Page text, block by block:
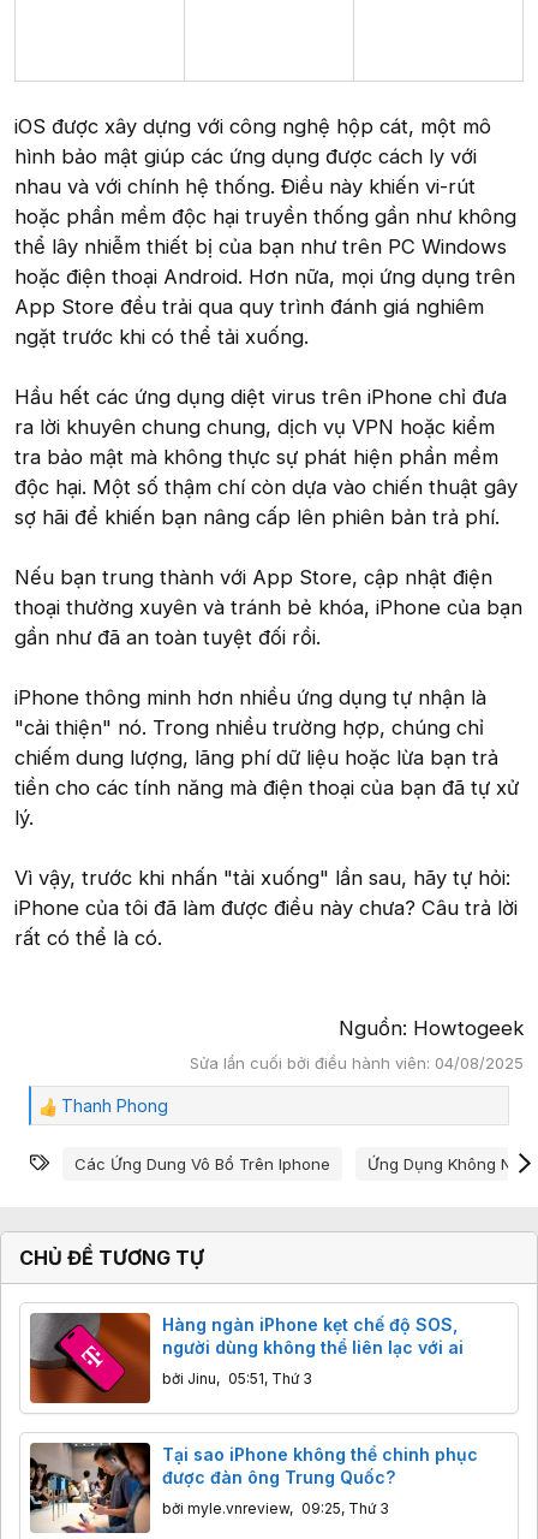
iOS được xây dựng với công nghệ hộp cát, một mô
hình bảo mật giúp các ứng dụng được cách ly với
nhau và với chính hệ thống. Điều này khiến vi-rút
hoặc phần mềm độc hại truyền thống gần như không
thể lây nhiễm thiết bị của bạn như trên PC Windows
hoặc điện thoại Android. Hơn nữa, mọi ứng dụng trên
App Store đều trải qua quy trình đánh giá nghiêm
ngặt trước khi có thể tải xuống.
Hầu hết các ứng dụng diệt virus trên iPhone chỉ đưa
ra lời khuyên chung chung, dịch vụ VPN hoặc kiểm
tra bảo mật mà không thực sự phát hiện phần mềm
độc hại. Một số thậm chí còn dựa vào chiến thuật gây
sợ hãi để khiến bạn nâng cấp lên phiên bản trả phí.
Nếu bạn trung thành với App Store, cập nhật điện
thoại thường xuyên và tránh bẻ khóa, iPhone của bạn
gần như đã an toàn tuyệt đối rồi.
iPhone thông minh hơn nhiều ứng dụng tự nhận là
"cải thiện" nó. Trong nhiều trường hợp, chúng chỉ
chiếm dung lượng, lãng phí dữ liệu hoặc lừa bạn trả
tiền cho các tính năng mà điện thoại của bạn đã tự xử
lý.
Vì vậy, trước khi nhấn "tải xuống" lần sau, hãy tự hỏi:
iPhone của tôi đã làm được điều này chưa? Câu trả lời
rất có thể là có.
Nguồn: Howtogeek​
Sửa lần cuối bởi điều hành viên: 04/08/2025
C
m
c
:
Thanh Phong
Từ khóa
Các Ứng Dung Vô Bổ Trên Iphone Ứng Dụng Không Nên
CHỦ ĐỀ TƯƠNG TỰ
Hàng ngàn iPhone kẹt chế độ SOS,
người dùng không thể liên lạc với ai
bởi Jinu, 05:51, Thứ 3
Tại sao iPhone không thể chinh phục
được đàn ông Trung Quốc?
bởi myle.vnreview, 09:25, Thứ 3